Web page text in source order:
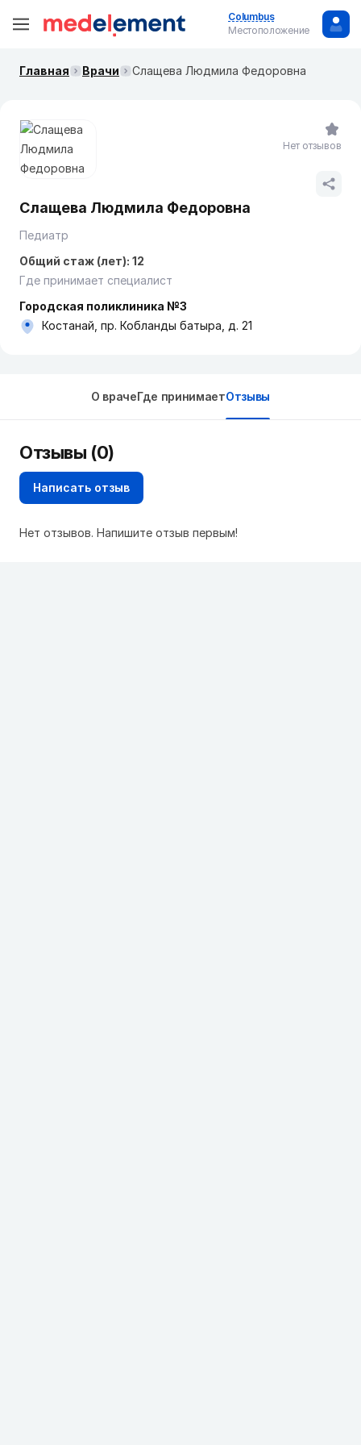
Columbus
Местоположение
Главная Врачи Слащева Людмила Федоровна
Слащева Людмила Федоровна
Педиатр
Общий стаж (лет): 12
Где принимает специалист
Городская поликлиника №3
Костанай, пр. Кобланды батыра, д. 21
Нет отзывов
О врачеГде принимаетОтзывы
Отзывы (0)
Написать отзыв
Нет отзывов. Напишите отзыв первым!